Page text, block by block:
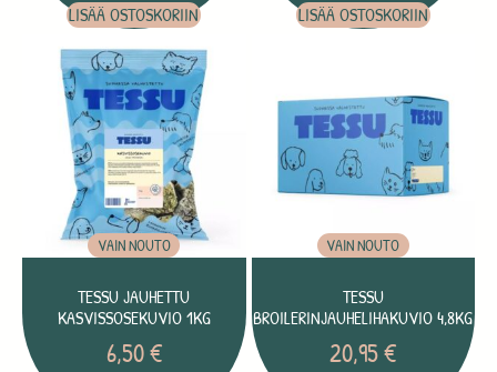
LISÄÄ OSTOSKORIIN LISÄÄ OSTOSKORIIN
VAIN NOUTO
TESSU JAUHETTU
KASVISSOSEKUVIO 1KG
6,50€
VAIN NOUTO
TESSU
BROILERINJAUHELIHAKUVIO 4,8KG
20,95€